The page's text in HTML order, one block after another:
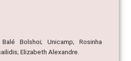
Bolshoi; Unicamp; Rosinha
Elizabeth Alexandre.